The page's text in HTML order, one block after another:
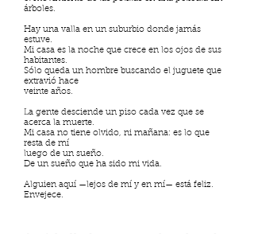
árboles.
Hay una valla en un suburbio donde jamás
estuve.
Mi casa es la noche que crece en los ojos de sus
habitantes.
Sólo queda un hombre buscando el juguete que
extravió hace
veinte años.
La gente desciende un piso cada vez que se
acerca la muerte.
Mi casa no tiene olvido, ni mañana: es lo que
resta de mí
luego de un sueño.
De un sueño que ha sido mi vida.
Alguien aquí —lejos de mí y en mí— está feliz.
Envejece.